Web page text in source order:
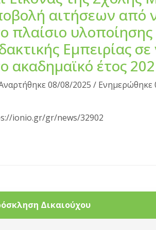
αιτήσεων από
πλαίσιο
Εμπειρίας
ακαδημαϊκό έτος
08/08/2025 / Ενημερώθηκε
ionio.gr/gr/news/32902
Δικαιούχου